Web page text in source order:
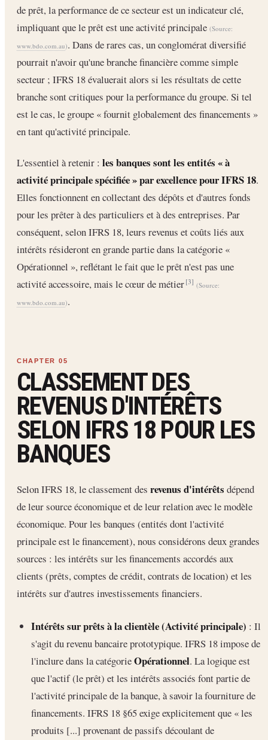
de prêt, la performance de ce secteur est un indicateur clé,
impliquant que le prêt est une activité principale (Source:
www.bdo.com.au). Dans de rares cas, un conglomérat diversifié
pourrait n'avoir qu'une branche financière comme simple
secteur ; IFRS 18 évaluerait alors si les résultats de cette
branche sont critiques pour la performance du groupe. Si tel
est le cas, le groupe « fournit globalement des financements »
en tant qu'activité principale.
L'essentiel à retenir : les banques sont les entités « à
activité principale spécifiée » par excellence pour IFRS 18.
Elles fonctionnent en collectant des dépôts et d'autres fonds
pour les prêter à des particuliers et à des entreprises. Par
conséquent, selon IFRS 18, leurs revenus et coûts liés aux
intérêts résideront en grande partie dans la catégorie «
Opérationnel », reflétant le fait que le prêt n'est pas une
activité accessoire, mais le cœur de métier[3] (Source:
www.bdo.com.au).
CLASSEMENT DES
REVENUS D'INTÉRÊTS
SELON IFRS 18 POUR LES
BANQUES
Selon IFRS 18, le classement des revenus d'intérêts dépend
de leur source économique et de leur relation avec le modèle
économique. Pour les banques (entités dont l'activité
principale est le financement), nous considérons deux grandes
sources : les intérêts sur les financements accordés aux
clients (prêts, comptes de crédit, contrats de location) et les
intérêts sur d'autres investissements financiers.
Intérêts sur prêts à la clientèle (Activité principale) : Il
s'agit du revenu bancaire prototypique. IFRS 18 impose de
l'inclure dans la catégorieOpérationnel. La logique est
que l'actif (le prêt) et les intérêts associés font partie de
l'activité principale de la banque, à savoir la fourniture de
financements. IFRS 18 §65 exige explicitement que « les
produits [...] provenant de passifs découlant de